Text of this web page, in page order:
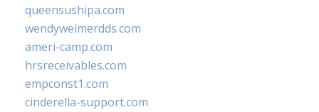
queensushipa.com
wendyweimerdds.com
ameri-camp.com
hrsreceivables.com
empconst1.com
cinderella-support.com